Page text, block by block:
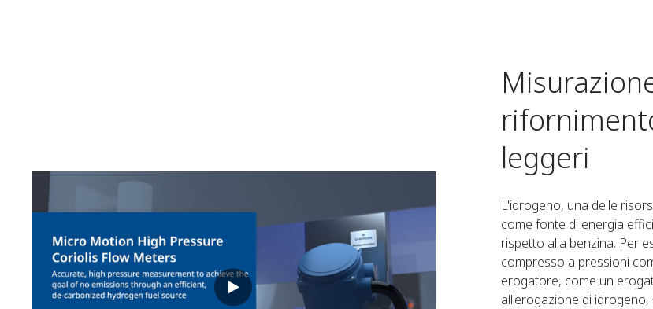
leggeri
L'idrogeno, una delle
come fonte di energia
rispetto alla benzina. Per
compresso a pressioni
erogatore, come un
all'erogazione di